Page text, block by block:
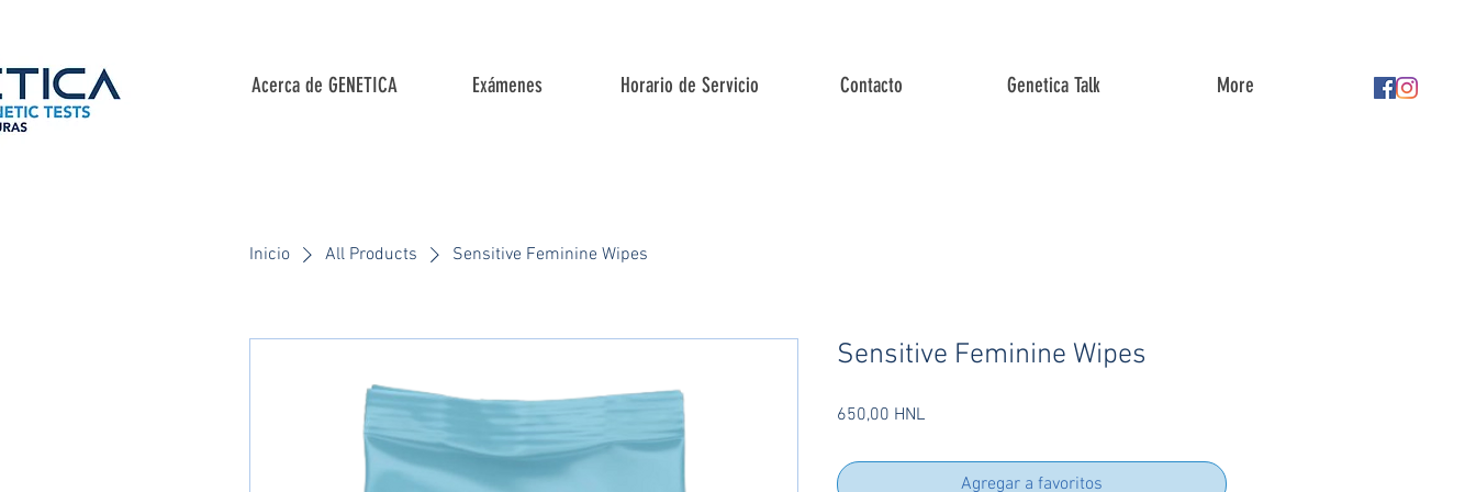
Acerca de GENETICA Exámenes Horario de Servicio Contacto Genetica Talk More
Inicio All Products Sensitive Feminine Wipes
Sensitive Feminine Wipes
650,00 HNLPrecio
Agregar a favoritos